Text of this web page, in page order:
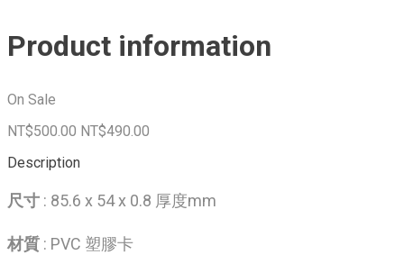
Product information
On Sale
NT$500.00 NT$490.00
Description
尺寸 : 85.6 x 54 x 0.8 厚度mm
材質 : PVC 塑膠卡